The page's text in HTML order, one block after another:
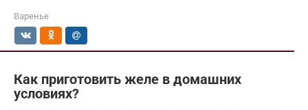
Варенье
Как приготовить желе в домашних
условиях?